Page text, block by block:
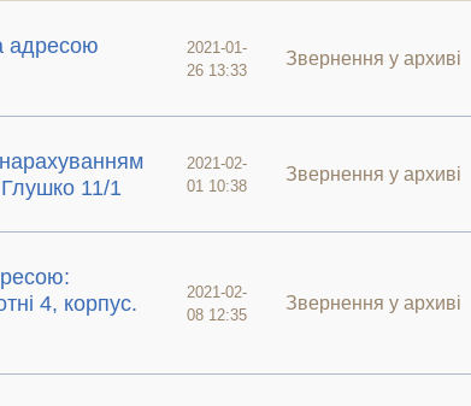
адресою
2021-01-
26 13:33
Звернення у архиві
11/1
2021-02-
01 10:38
Звернення у архиві
4, корпус.
2021-02-
08 12:35
Звернення у архиві